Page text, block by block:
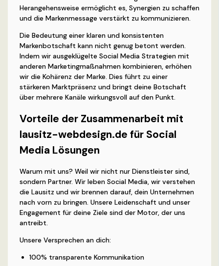
Herangehensweise ermöglicht es, Synergien zu schaffen
und die Markenmessage verstärkt zu kommunizieren.
Die Bedeutung einer klaren und konsistenten
Markenbotschaft kann nicht genug betont werden.
Indem wir ausgeklügelte Social Media Strategien mit
anderen Marketingmaßnahmen kombinieren, erhöhen
wir die Kohärenz der Marke. Dies führt zu einer
stärkeren Marktpräsenz und bringt deine Botschaft
über mehrere Kanäle wirkungsvoll auf den Punkt.
Vorteile der Zusammenarbeit mit
lausitz-webdesign.de für Social
Media Lösungen
Warum mit uns? Weil wir nicht nur Dienstleister sind,
sondern Partner. Wir leben Social Media, wir verstehen
die Lausitz und wir brennen darauf, dein Unternehmen
nach vorn zu bringen. Unsere Leidenschaft und unser
Engagement für deine Ziele sind der Motor, der uns
antreibt.
Unsere Versprechen an dich:
100% transparente Kommunikation